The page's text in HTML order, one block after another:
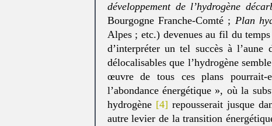
développement de l’hydrogène
Bourgogne Franche-Comté ; Plan
Alpes ; etc.) devenues au fil du
d’interpréter un tel succès à l’aune
délocalisables que l’hydrogène
œuvre de tous ces plans
l’abondance énergétique », où la
hydrogène [4] repousserait jusque
autre levier de la transition